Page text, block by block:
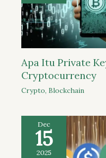
Apa Itu Private
Cryptocurrency
Crypto, Blockchain
Dec
15
2025